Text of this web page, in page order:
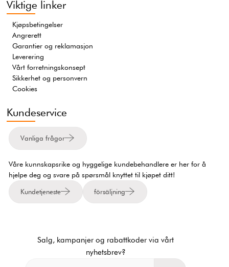
Viktige linker
Kjøpsbetingelser
Angrerett
Garantier og reklamasjon
Leverering
Vårt forretningskonsept
Sikkerhet og personvern
Cookies
Kundeservice
Vanliga frågor
Våre kunnskapsrike og hyggelige kundebehandlere er her for å
hjelpe deg og svare på spørsmål knyttet til kjøpet ditt!
Kundetjeneste försäljning
Salg, kampanjer og rabattkoder via vårt
nyhetsbrev?